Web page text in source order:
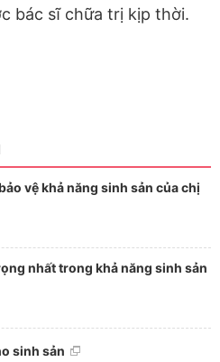
bác sĩ chữa trị kịp thời.
vệ khả năng sinh sản của chị
nhất trong khả năng sinh sản
sinh sản